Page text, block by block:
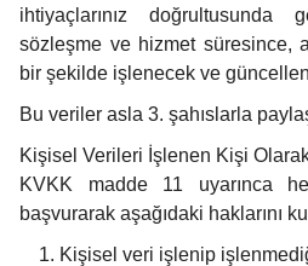
ihtiyaçlarınız doğrultusunda
sözleşme ve hizmet süresince,
bir şekilde işlenecek ve
Bu veriler asla 3. şahıslarla
Kişisel Verileri İşlenen Kişi Olarak
KVKK madde 11 uyarınca
başvurarak aşağıdaki haklarını
Kişisel veri işlenip